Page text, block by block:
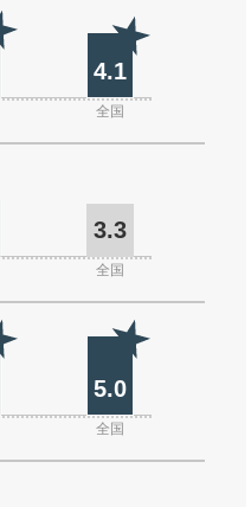
4.1
全国
3.3
全国
5.0
全国